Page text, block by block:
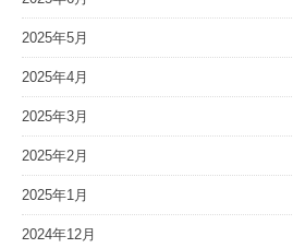
2025年5月
2025年4月
2025年3月
2025年2月
2025年1月
2024年12月